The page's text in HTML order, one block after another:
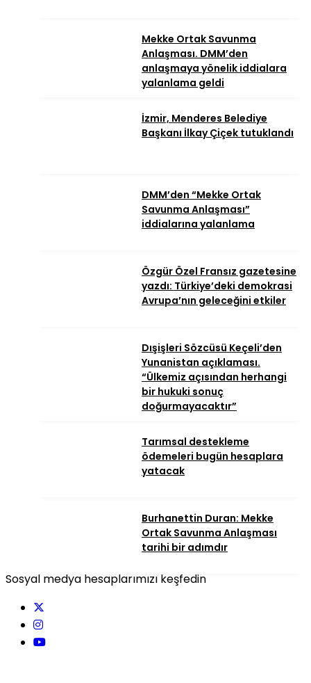
Mekke Ortak Savunma
Anlaşması. DMM’den
anlaşmaya yönelik iddialara
yalanlama geldi
İzmir, Menderes Belediye
Başkanı İlkay Çiçek tutuklandı
DMM’den “Mekke Ortak
Savunma Anlaşması”
iddialarına yalanlama
Özgür Özel Fransız gazetesine
yazdı: Türkiye’deki demokrasi
Avrupa’nın geleceğini etkiler
Dışişleri Sözcüsü Keçeli’den
Yunanistan açıklaması.
“Ülkemiz açısından herhangi
bir hukuki sonuç
doğurmayacaktır”
Tarımsal destekleme
ödemeleri bugün hesaplara
yatacak
Burhanettin Duran: Mekke
Ortak Savunma Anlaşması
tarihi bir adımdır
Sosyal medya hesaplarımızı keşfedin